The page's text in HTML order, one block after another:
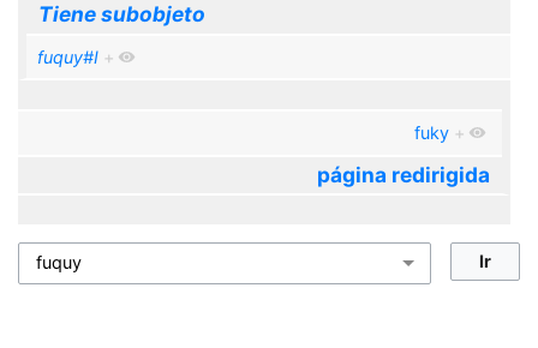
Tiene subobjeto
fuquy#I +
fuky +
página redirigida